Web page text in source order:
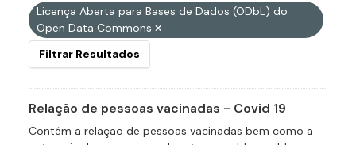
Licença Aberta para Bases de Dados (ODbL) do
Open Data Commons
Filtrar Resultados
Relação de pessoas vacinadas - Covid 19
Contém a relação de pessoas vacinadas bem como a